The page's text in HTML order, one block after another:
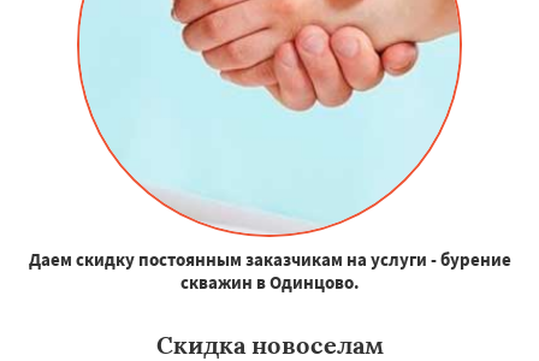
Даем скидку постоянным заказчикам на услуги - бурение
скважин в Одинцово.
Скидка новоселам